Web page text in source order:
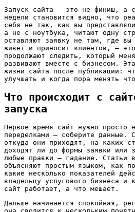
Запуск сайта — это не финиш, а
недели становится видно, что
себя не так, как вы
а не с ноутбука, читают одну
оставляют заявку не там, где
живёт и приносит клиентов, —
продолжают следить, который
развивают вместе с бизнесом.
жизни сайта после публикации:
улучшать и когда пора менять
Что происходит с
запуска
Первое время сайт нужно просто
переделками — соберите данные.
откуда они приходят, на каких
доходят ли до формы заявки или
любые правки — гадание. Статьи
объясняют простым языком, как
какие несколько показателей
владельцу услугового бизнеса
сайт работает, а что мешает.
Дальше начинается спокойная,